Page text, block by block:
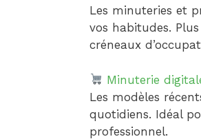
Les minuteries et
vos habitudes.
créneaux
Minuterie
Les modèles
quotidiens. Idéal
professionnel.